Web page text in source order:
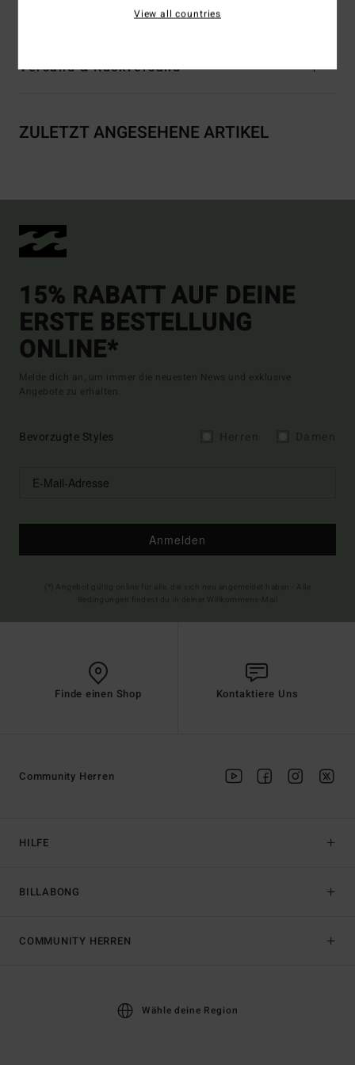
100 % Bio-Baumwolle
Versand & Rückversand
ZULETZT ANGESEHENE ARTIKEL
15% RABATT AUF DEINE
ERSTE BESTELLUNG
ONLINE*
Melde dich an, um immer die neuesten News und exklusive
Angebote zu erhalten.
Bevorzugte Styles
Anmelden
Finde einen Shop Kontaktiere Uns
HILFE
BILLABONG
Community Herren
COMMUNITY HERREN
Wähle deine Region
View all countries